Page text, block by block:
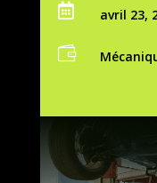
 avril 23,
